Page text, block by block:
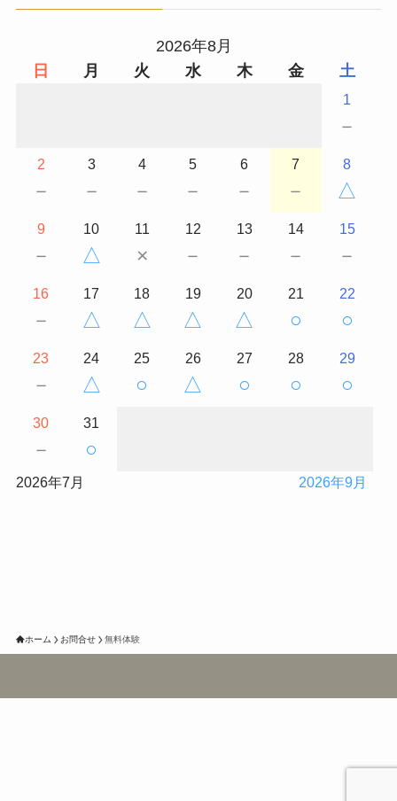
2026年8月
日
月 火 水 木 金 土
1
－
2
－
3
－
4
－
5
－
6
－
7
－
8
△
9
－
10
△
11
×
12
－
13
－
14
－
15
－
16
－
17
△
18
△
19
△
20
△
21
○
22
○
23
－
24
△
25
○
26
△
27
○
28
○
29
○
30
－
31
○
2026年7月 2026年9月
ホーム お問合せ 無料体験